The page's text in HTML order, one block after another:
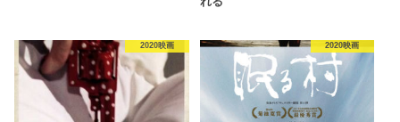
2020映画 2020映画